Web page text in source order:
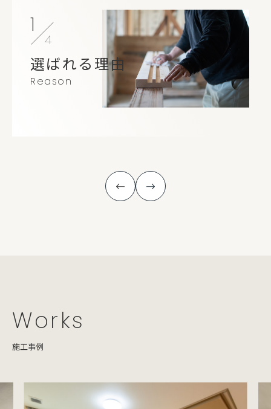
1
4
選ばれる理由
Reason
Works
施工事例